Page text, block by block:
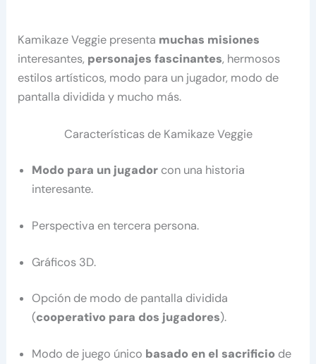
Kamikaze Veggie presenta muchas misiones
interesantes, personajes fascinantes, hermosos
estilos artísticos, modo para un jugador, modo de
pantalla dividida y mucho más.
Características de Kamikaze Veggie
Modo para un jugador con una historia
interesante.
Perspectiva en tercera persona.
Gráficos 3D.
Opción de modo de pantalla dividida
(cooperativo para dos jugadores).
Modo de juego único basado en el sacrificio de